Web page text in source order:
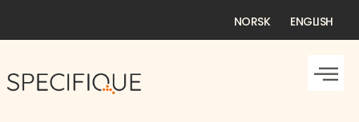
NORSK ENGLISH